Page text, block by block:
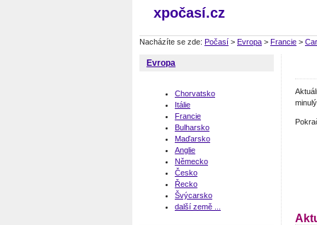
xpočasí.cz
Nacházíte se zde: Počasí > Evropa > Francie >
Evropa
Chorvatsko
Itálie
Francie
Bulharsko
Maďarsko
Anglie
Německo
Česko
Řecko
Švýcarsko
další země ...